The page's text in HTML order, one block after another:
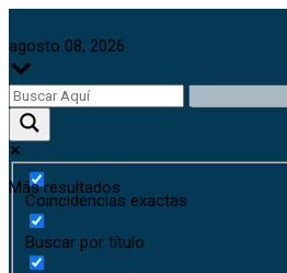
agosto 08, 2026
Más resultados
Coincidencias exactas
Buscar por título